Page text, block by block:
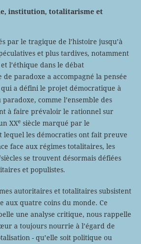
institution, totalitarisme et
par le tragique de l’histoire jusqu’à
et plus tardives, notamment
l’éthique dans le débat
de paradoxe a accompagné la pensée
a défini le projet démocratique à
comme l’ensemble des
à faire prévaloir le rationnel sur
XXesiècle marqué par le
les démocraties ont fait preuve
face aux régimes totalitaires, les
siècles se trouvent désormais défiées
et populistes.
autoritaires et totalitaires subsistent
aux quatre coins du monde. Ce
une analyse critique, nous rappelle
a toujours nourrie à l’égard de
- qu’elle soit politique ou